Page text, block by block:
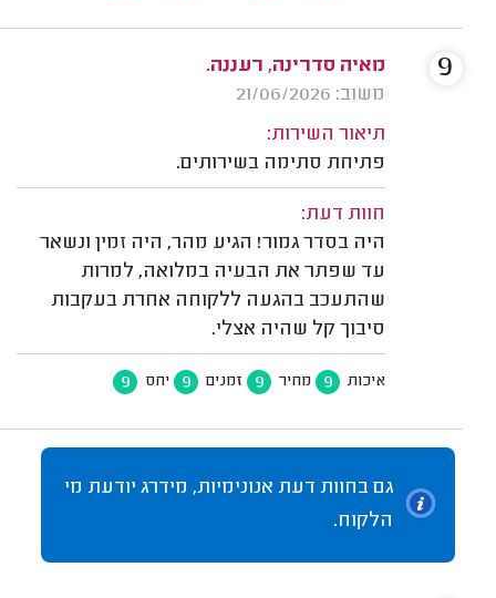
מאיה סדרינה, רעננה.
משוב: 21/06/2026
תיאור השירות:
פתיחת סתימה בשירותים.
חוות דעת:
היה בסדר גמור! הגיע מהר, היה זמין ונשאר
עד שפתר את הבעיה במלואה, למרות
שהתעכב בהגעה ללקוחה אחרת בעקבות
סיבוך קל שהיה אצלי.
איכות 9 מחיר 9 זמנים 9 יחס 9
9
גם בחוות דעת אנונימיות, מידרג יודעת מי
הלקוח.